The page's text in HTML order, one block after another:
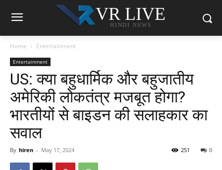
VR LIVE
HINDI NEWS
Home Entertainment
Entertainment
US: क्या बहुधार्मिक और बहुजातीय
अमेरिकी लोकतंत्र मजबूत होगा?
भारतीयों से बाइडन की सलाहकार का
सवाल
By hiren - May 17, 2024 0
251